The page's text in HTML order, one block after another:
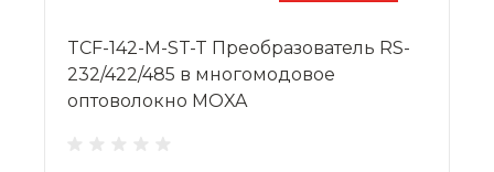
TCF-142-M-ST-T Преобразователь RS-
232/422/485 в многомодовое
оптоволокно MOXA